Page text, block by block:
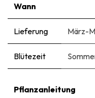
Wann
Lieferung März-
Blütezeit
Pflanzanleitung